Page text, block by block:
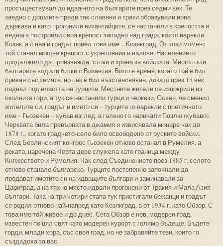
просъществувал до идването на българите през седми век. Те
заедно с дошлите преди тях славяни и траки образували нова
държава и като прогонили византийците, се настанили в крепостта и
веднага построили своя крепост западно над града, която нарекли
Козяк, а с нея и градът приел това име – Козякград. От този момент
той станал мощна крепост с укрепления и валове. Населението
продължило да произвежда стоки и храна за войската. Много пъти
българите водили битки с Византия. Било е време, когато той е бил
сриван със земята, но пак е бил възстановяван, докато през 15 век
паднал под властта на турците. Местните жители се изпокрили из
околните гори, а тук се настанили турци и черкези. Освен, че сменил
жителите си, градът и името си – турците го нарекли с поетичното
име – Гьозекен – хубав изглед, а галено го наричали Гюзлю (хубаво).
Черквата била превърната в джамия и извисявала минаре чак до
1878 г., когато градчето-село било освободено от руските войски.
След Берлинският конгрес Гьозекен отново останал в Румелия, а
реката, наречена Черта дере служела като граница между
Княжеството и Румелия. Чак след Съединението през 1885 г. селото
отново станало българско. Турците постепенно започнали да
продават имотите си на идващите българи и заминавали за
Цариград, а на тяхно място идвали прогонени от Тракия и Мала Азия
българи. Така на три четири етапа тук пристигали бежанци и градът
се родил отново най-напред като Козякград, а от 1934 г. като Обзор. С
това име той живее и до днес. Сега Обзор е нов, модерен град,
известен по цял свят като модерен курорт с голямо бъдеще. Бъдете
горди, млади хора, със своя град, но не забравяйте тези, които го
създадоха за вас.